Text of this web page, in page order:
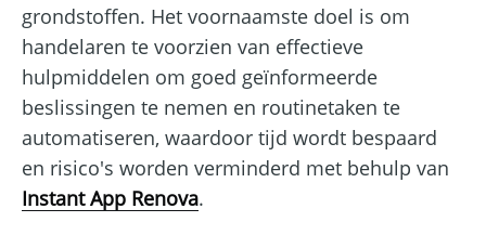
grondstoffen. Het voornaamste doel is om
handelaren te voorzien van effectieve
hulpmiddelen om goed geïnformeerde
beslissingen te nemen en routinetaken te
automatiseren, waardoor tijd wordt bespaard
en risico's worden verminderd met behulp van
Instant App Renova.